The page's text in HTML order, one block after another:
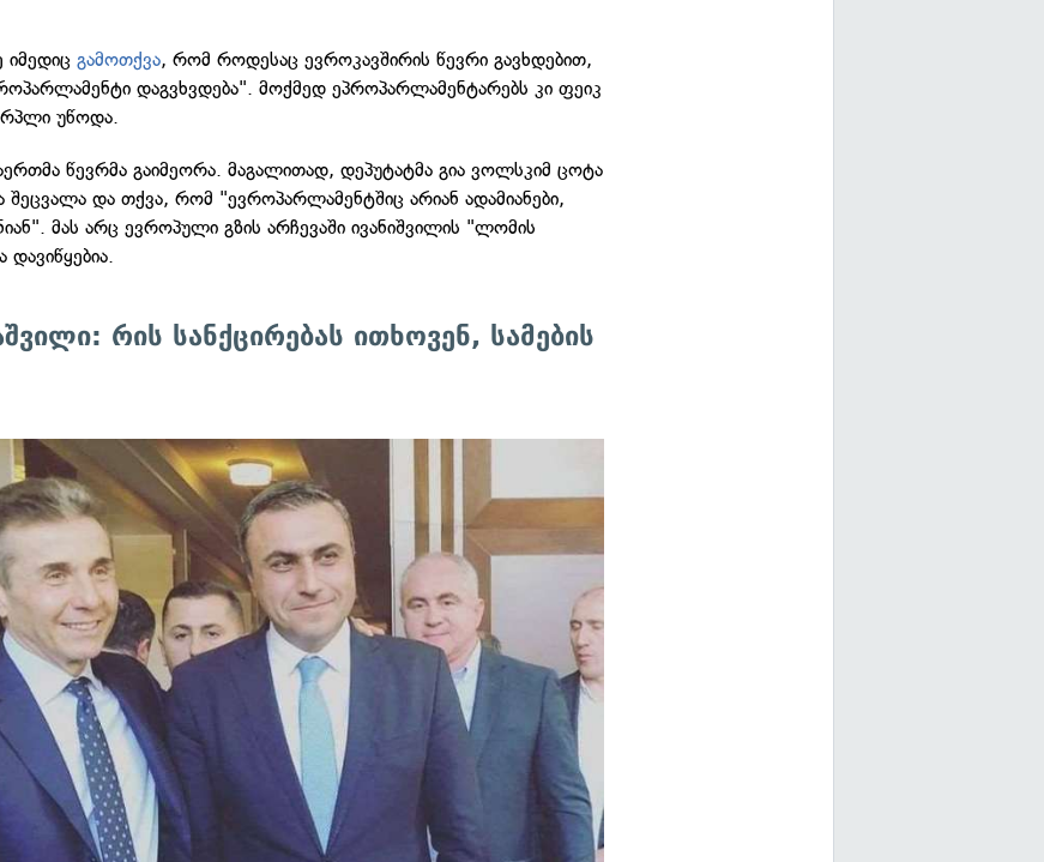
იმედიცგამოთქვა, რომ როდესაც ევროკავშირის წევრი გავხდებით,
დაგვხვდება". მოქმედ ეპროპარლამენტარებს კი ფეიკ
უწოდა.
წევრმა გაიმეორა. მაგალითად, დეპუტატმა გია ვოლსკიმ ცოტა
და თქვა, რომ "ევროპარლამენტშიც არიან ადამიანები,
მას არც ევროპული გზის არჩევაში ივანიშვილის "ლომის
დავიწყებია.
რის სანქცირებას ითხოვენ, სამების